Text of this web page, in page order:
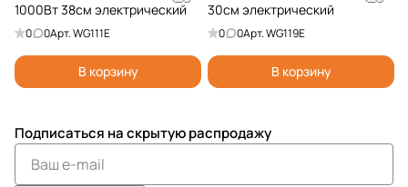
1000Вт 38см электрический
0 0Арт.WG111E
В корзину
30см электрический
0 0Арт.WG119E
В корзину
Подписаться на скрытую распродажу